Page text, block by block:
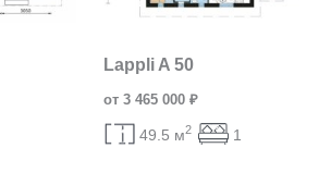
Lappli A 50
от 3 465 000 ₽
49.5 м2 1